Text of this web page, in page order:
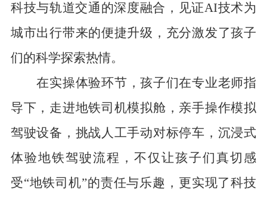
科技与轨道交通的深度融合，见证AI技术为
城市出行带来的便捷升级，充分激发了孩子
们的科学探索热情。
在实操体验环节，孩子们在专业老师指
导下，走进地铁司机模拟舱，亲手操作模拟
驾驶设备，挑战人工手动对标停车，沉浸式
体验地铁驾驶流程，不仅让孩子们真切感
受“地铁司机”的责任与乐趣，更实现了科技